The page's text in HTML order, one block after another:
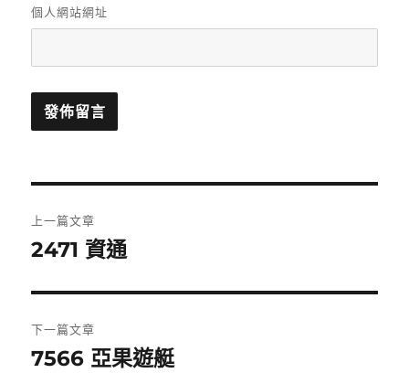
個人網站網址
章
覽
上一篇文章
上
篇
文
章:
2471 資通
下一篇文章
下
7566 亞果遊艇